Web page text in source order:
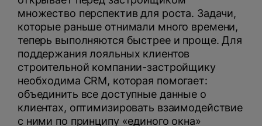
множество перспектив для роста. Задачи,
которые раньше отнимали много времени,
теперь выполняются быстрее и проще. Для
поддержания лояльных клиентов
строительной компании-застройщику
необходима CRM, которая помогает:
объединить все доступные данные о
клиентах, оптимизировать взаимодействие
с ними по принципу «единого окна»